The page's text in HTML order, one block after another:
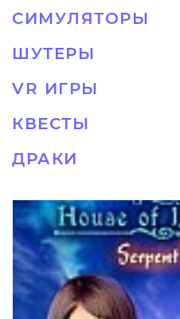
СИМУЛЯТОРЫ
ШУТЕРЫ
VR ИГРЫ
КВЕСТЫ
ДРАКИ